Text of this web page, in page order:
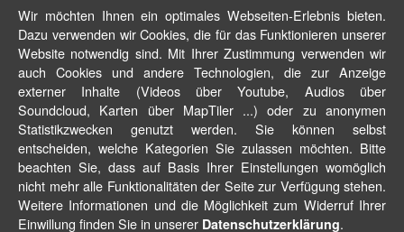
Wir möchten Ihnen ein optimales Webseiten-Erlebnis bieten.
Dazu verwenden wir Cookies, die für das Funktionieren unserer
Website notwendig sind. Mit Ihrer Zustimmung verwenden wir
auch Cookies und andere Technologien, die zur Anzeige
externer Inhalte (Videos über Youtube, Audios über
Soundcloud, Karten über MapTiler ...) oder zu anonymen
Statistikzwecken genutzt werden. Sie können selbst
entscheiden, welche Kategorien Sie zulassen möchten. Bitte
beachten Sie, dass auf Basis Ihrer Einstellungen womöglich
nicht mehr alle Funktionalitäten der Seite zur Verfügung stehen.
Weitere Informationen und die Möglichkeit zum Widerruf Ihrer
Einwillung finden Sie in unserer Datenschutzerklärung.